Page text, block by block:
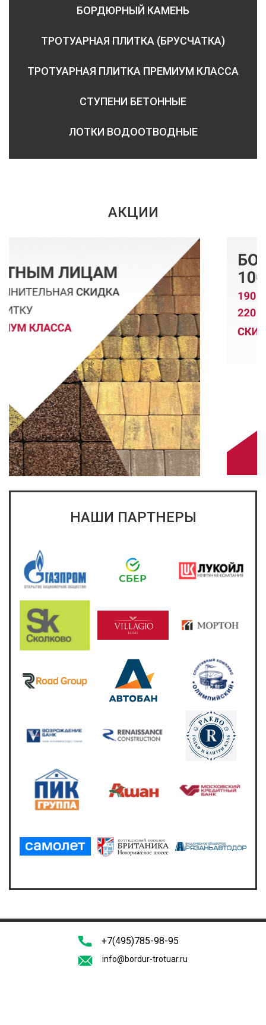
БОРДЮРНЫЙ КАМЕНЬ
ТРОТУАРНАЯ ПЛИТКА (БРУСЧАТКА)
ТРОТУАРНАЯ ПЛИТКА ПРЕМИУМ КЛАССА
СТУПЕНИ БЕТОННЫЕ
ЛОТКИ ВОДООТВОДНЫЕ
АКЦИИ
НАШИ ПАРТНЕРЫ
+7(495)785-98-95
info@bordur-trotuar.ru